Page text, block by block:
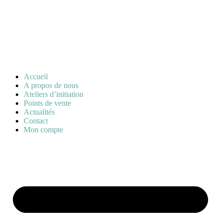
Accueil
A propos de nous
Ateliers d’initiation
Points de vente
Actualités
Contact
Mon compte